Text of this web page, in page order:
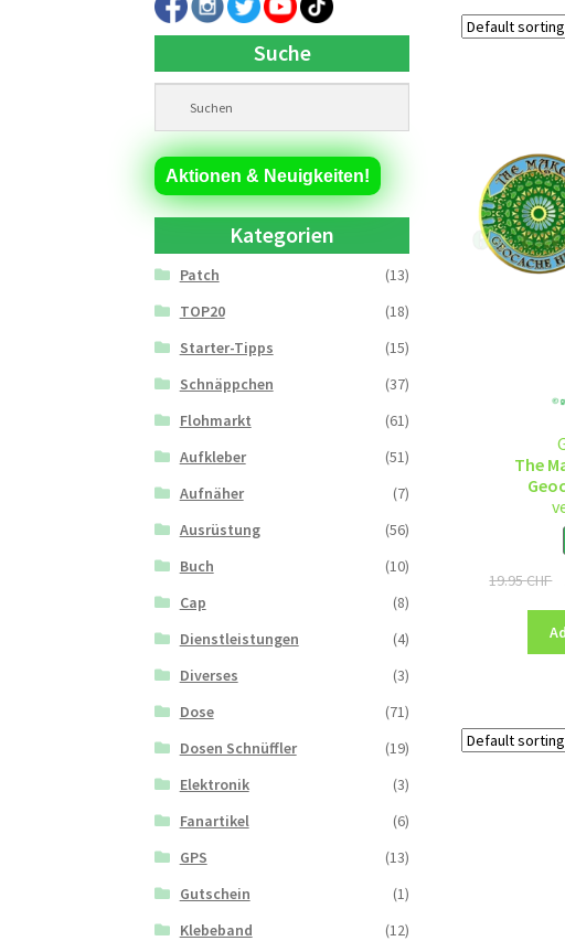
The
19.95CHF
Suche
Aktionen & Neuigkeiten!
Kategorien
Patch
(13)
TOP20
(18)
Starter-Tipps
(15)
Schnäppchen
(37)
Flohmarkt
(61)
Aufkleber
(51)
Aufnäher
(7)
Ausrüstung
(56)
Buch
(10)
Cap
(8)
Dienstleistungen
(4)
Diverses
(3)
Dose
(71)
Dosen Schnüffler
(19)
Elektronik
(3)
Fanartikel
(6)
GPS
(13)
Gutschein
(1)
Klebeband
(12)